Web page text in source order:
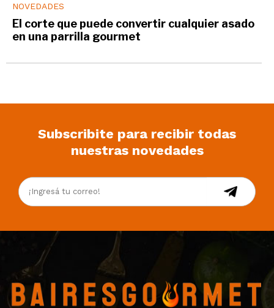
NOVEDADES
El corte que puede convertir cualquier asado
en una parrilla gourmet
Subscribite para recibir todas
nuestras novedades